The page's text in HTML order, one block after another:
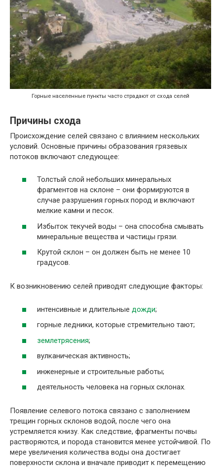
Горные населенные пункты часто страдают от схода селей
Причины схода
Происхождение селей связано с влиянием нескольких
условий. Основные причины образования грязевых
потоков включают следующее:
Толстый слой небольших минеральных
фрагментов на склоне – они формируются в
случае разрушения горных пород и включают
мелкие камни и песок.
Избыток текучей воды – она способна смывать
минеральные вещества и частицы грязи.
Крутой склон – он должен быть не менее 10
градусов.
К возникновению селей приводят следующие факторы:
интенсивные и длительные дожди;
горные ледники, которые стремительно тают;
землетрясения;
вулканическая активность;
инженерные и строительные работы;
деятельность человека на горных склонах.
Появление селевого потока связано с заполнением
трещин горных склонов водой, после чего она
устремляется книзу. Как следствие, фрагменты почвы
растворяются, и порода становится менее устойчивой. По
мере увеличения количества воды она достигает
поверхности склона и вначале приводит к перемещению